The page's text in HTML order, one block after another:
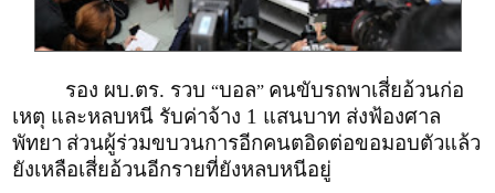
รอง ผบ.ตร. รวบ “บอล” คนขับรถพาเสี่ยอ้วนก่อ
เหตุ และหลบหนี รับค่าจ้าง 1 แสนบาท ส่งฟ้องศาล
พัทยา ส่วนผู้ร่วมขบวนการอีกคนตอิดต่อขอมอบตัวแล้ว
ยังเหลือเสี่ยอ้วนอีกรายที่ยังหลบหนีอยู่